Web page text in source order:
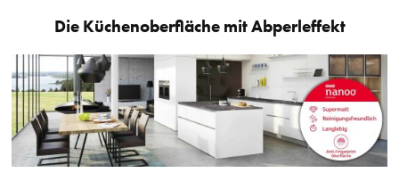
Die Küchenoberfläche mit Abperleffekt